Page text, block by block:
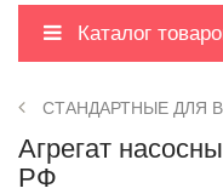
Каталог
СТАНДАРТНЫЕ ДЛЯ
Агрегат
РФ